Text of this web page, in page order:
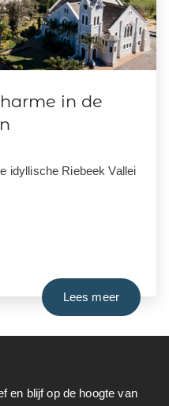
in de
idyllische Riebeek Vallei
Lees meer
en blijf op de hoogte van